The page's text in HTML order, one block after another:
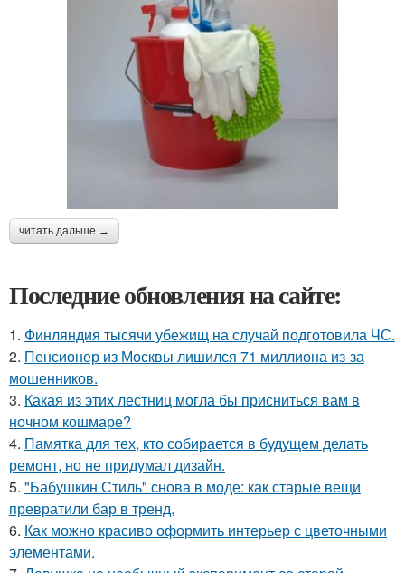
читать дальше →
Последние обновления на сайте:
1. Финляндия тысячи убежищ на случай подготовила ЧС.
2. Пенсионер из Москвы лишился 71 миллиона из-за
мошенников.
3. Какая из этих лестниц могла бы присниться вам в
ночном кошмаре?
4. Памятка для тех, кто собирается в будущем делать
ремонт, но не придумал дизайн.
5. "Бабушкин Стиль" снова в моде: как старые вещи
превратили бар в тренд.
6. Как можно красиво оформить интерьер с цветочными
элементами.